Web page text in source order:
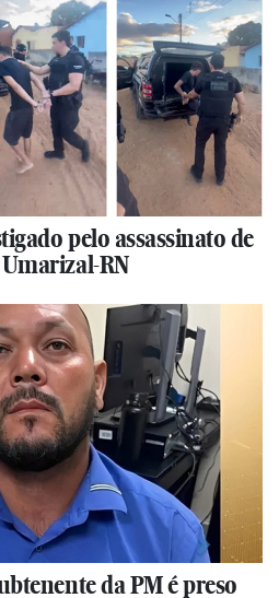
pelo assassinato de
RN
da PM é preso